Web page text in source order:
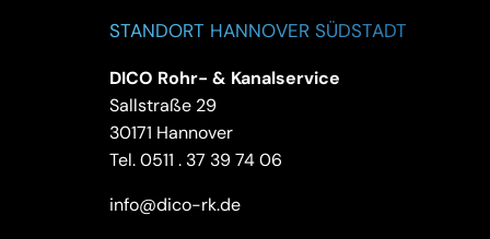
STANDORT HANNOVER SÜDSTADT
DICO Rohr- & Kanalservice
Sallstraße 29
30171 Hannover
Tel.0511 . 37 39 74 06
info@dico-rk.de